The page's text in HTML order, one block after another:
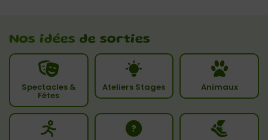
Nos idées de sorties
Spectacles &
Fêtes
Ateliers Stages Animaux